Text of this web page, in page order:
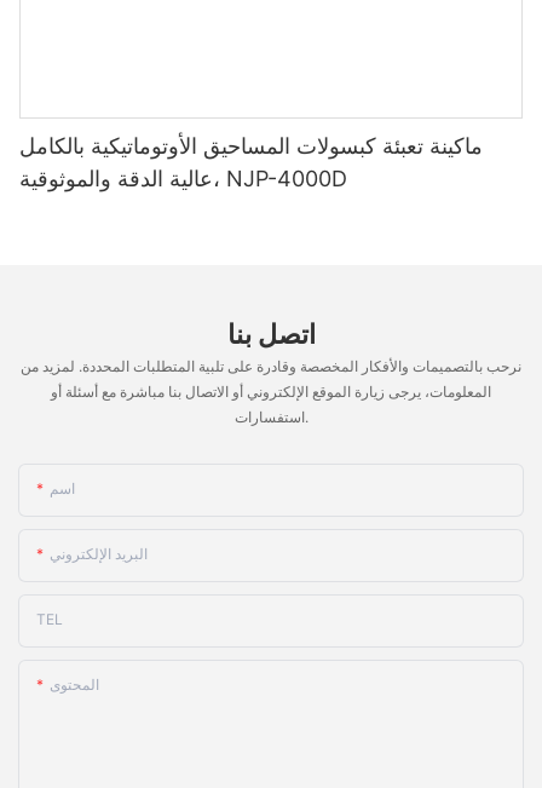
ماكينة تعبئة كبسولات المساحيق الأوتوماتيكية بالكامل
عالية الدقة والموثوقية، NJP-4000D
اتصل بنا
نرحب بالتصميمات والأفكار المخصصة وقادرة على تلبية المتطلبات المحددة. لمزيد من
المعلومات، يرجى زيارة الموقع الإلكتروني أو الاتصال بنا مباشرة مع أسئلة أو
استفسارات.
اسم
البريد الإلكتروني
TEL
المحتوى